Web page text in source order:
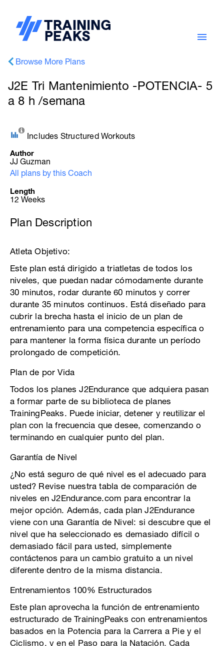
Browse More Plans
J2E Tri Mantenimiento -POTENCIA- 5
a 8 h /semana
Includes Structured Workouts
Author
JJ Guzman
All plans by this Coach
Length
12 Weeks
Plan Description
Atleta Objetivo:
Este plan está dirigido a triatletas de todos los
niveles, que puedan nadar cómodamente durante
30 minutos, rodar durante 60 minutos y correr
durante 35 minutos continuos. Está diseñado para
cubrir la brecha hasta el inicio de un plan de
entrenamiento para una competencia específica o
para mantener la forma física durante un período
prolongado de competición.
Plan de por Vida
Todos los planes J2Endurance que adquiera pasan
a formar parte de su biblioteca de planes
TrainingPeaks. Puede iniciar, detener y reutilizar el
plan con la frecuencia que desee, comenzando o
terminando en cualquier punto del plan.
Garantía de Nivel
¿No está seguro de qué nivel es el adecuado para
usted? Revise nuestra tabla de comparación de
niveles en J2Endurance.com para encontrar la
mejor opción. Además, cada plan J2Endurance
viene con una Garantía de Nivel: si descubre que el
nivel que ha seleccionado es demasiado difícil o
demasiado fácil para usted, simplemente
contáctenos para un cambio gratuito a un nivel
diferente dentro de la misma distancia.
Entrenamientos 100% Estructurados
Este plan aprovecha la función de entrenamiento
estructurado de TrainingPeaks con entrenamientos
basados ​​en la Potencia para la Carrera a Pie y el
Ciclismo, y en el Paso para la Natación. Cada